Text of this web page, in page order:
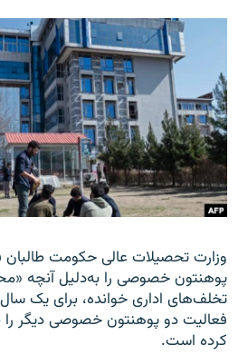
وزارت تحصیلات عالی حکومت طالبان
پوهنتون خصوصی را به‌دلیل آنچه
تخلف‌های اداری خوانده، برای یک
فعالیت دو پوهنتون خصوصی دیگر را
کرده است.